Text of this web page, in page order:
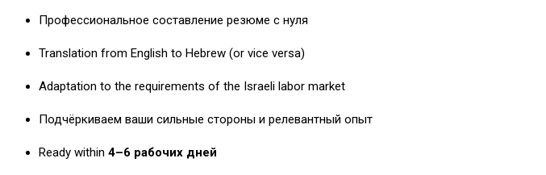
Профессиональное составление резюме с нуля
Translation from English to Hebrew (or vice versa)
Adaptation to the requirements of the Israeli labor market
Подчёркиваем ваши сильные стороны и релевантный опыт
Ready within 4–6 рабочих дней